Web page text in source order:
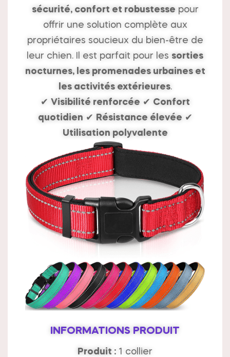
sécurité, confort et robustesse pour
offrir une solution complète aux
propriétaires soucieux du bien-être de
leur chien. Il est parfait pour les sorties
nocturnes, les promenades urbaines et
les activités extérieures.
✔ Visibilité renforcée ✔ Confort
quotidien ✔ Résistance élevée ✔
Utilisation polyvalente
INFORMATIONS PRODUIT
Produit : 1 collier